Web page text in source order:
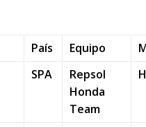
País Equipo
SPA
Repsol
Honda
Team